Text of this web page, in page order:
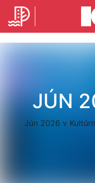
JÚN
Jún 2026 v